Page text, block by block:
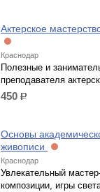
Актерское
Краснодар
Полезные и
преподавателя
450 р.
Основы
живописи
Краснодар
Увлекательный
композиции, игры